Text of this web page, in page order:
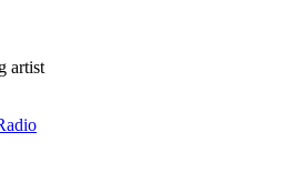
artist